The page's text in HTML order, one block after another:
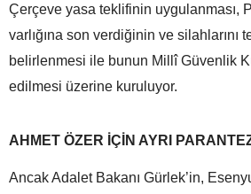
Çerçeve yasa teklifinin uygulanması,
varlığına son verdiğinin ve silahlarını
belirlenmesi ile bunun Millî Güvenlik
edilmesi üzerine kuruluyor.
AHMET ÖZER İÇİN AYRI
Ancak Adalet Bakanı Gürlek’in,